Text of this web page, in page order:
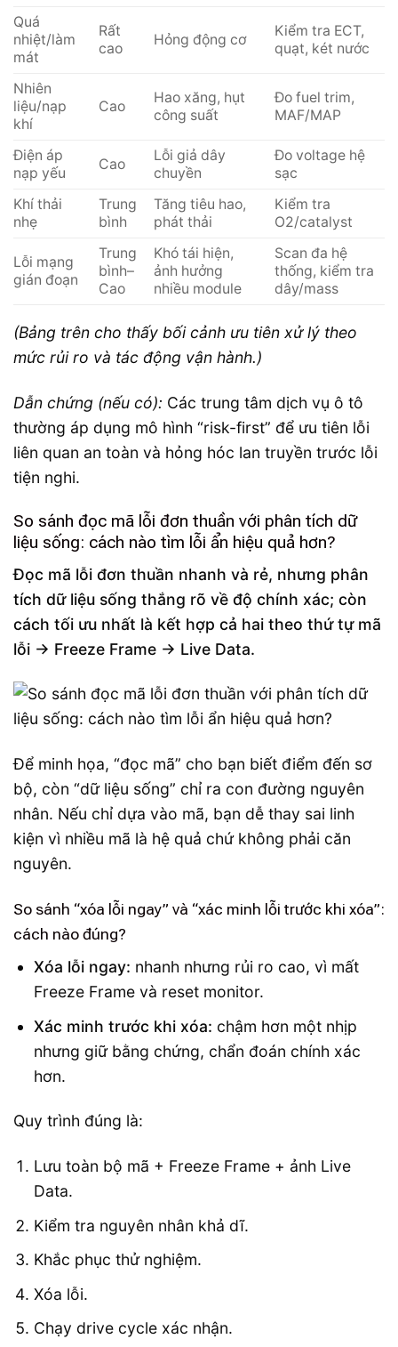
Quá
nhiệt/làm
mát
Rất
cao
Hỏng động cơ
Kiểm tra ECT,
quạt, két nước
Nhiên
liệu/nạp
khí
Cao
Hao xăng, hụt
công suất
Đo fuel trim,
MAF/MAP
Điện áp
nạp yếu
Cao
Lỗi giả dây
chuyền
Đo voltage hệ
sạc
Khí thải
nhẹ
Trung
bình
Tăng tiêu hao,
phát thải
Kiểm tra
O2/catalyst
Lỗi mạng
gián đoạn
Trung
bình–
Cao
Khó tái hiện,
ảnh hưởng
nhiều module
Scan đa hệ
thống, kiểm tra
dây/mass
(Bảng trên cho thấy bối cảnh ưu tiên xử lý theo
mức rủi ro và tác động vận hành.)
Dẫn chứng (nếu có): Các trung tâm dịch vụ ô tô
thường áp dụng mô hình “risk-first” để ưu tiên lỗi
liên quan an toàn và hỏng hóc lan truyền trước lỗi
tiện nghi.
So sánh đọc mã lỗi đơn thuần với phân tích dữ
liệu sống: cách nào tìm lỗi ẩn hiệu quả hơn?
Đọc mã lỗi đơn thuần nhanh và rẻ, nhưng phân
tích dữ liệu sống thắng rõ về độ chính xác; còn
cách tối ưu nhất là kết hợp cả hai theo thứ tự mã
lỗi → Freeze Frame → Live Data.
Để minh họa, “đọc mã” cho bạn biết điểm đến sơ
bộ, còn “dữ liệu sống” chỉ ra con đường nguyên
nhân. Nếu chỉ dựa vào mã, bạn dễ thay sai linh
kiện vì nhiều mã là hệ quả chứ không phải căn
nguyên.
So sánh “xóa lỗi ngay” và “xác minh lỗi trước khi xóa”:
cách nào đúng?
Xóa lỗi ngay: nhanh nhưng rủi ro cao, vì mất
Freeze Frame và reset monitor.
Xác minh trước khi xóa: chậm hơn một nhịp
nhưng giữ bằng chứng, chẩn đoán chính xác
hơn.
Quy trình đúng là:
Lưu toàn bộ mã + Freeze Frame + ảnh Live
Data.
Kiểm tra nguyên nhân khả dĩ.
Khắc phục thử nghiệm.
Xóa lỗi.
Chạy drive cycle xác nhận.